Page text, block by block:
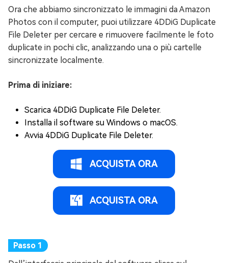
Ora che abbiamo sincronizzato le immagini da Amazon
Photos con il computer, puoi utilizzare 4DDiG Duplicate
File Deleter per cercare e rimuovere facilmente le foto
duplicate in pochi clic, analizzando una o più cartelle
sincronizzate localmente.
Prima di iniziare:
Scarica 4DDiG Duplicate File Deleter.
Installa il software su Windows o macOS.
Avvia 4DDiG Duplicate File Deleter.
ACQUISTA ORA
ACQUISTA ORA